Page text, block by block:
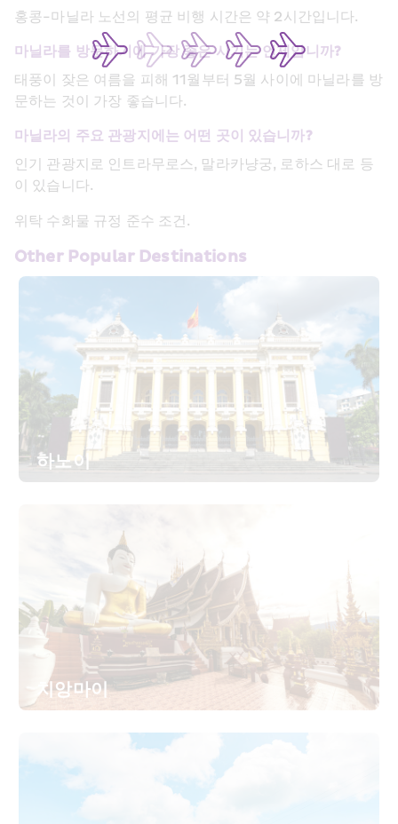
홍콩-마닐라 노선의 평균 비행 시간은 약 2시간입니다.
마닐라를 방문하기에 가장 좋은 시기는 언제입니까?
태풍이 잦은 여름을 피해 11월부터 5월 사이에 마닐라를 방
문하는 것이 가장 좋습니다.
마닐라의 주요 관광지에는 어떤 곳이 있습니까?
인기 관광지로 인트라무로스, 말라카냥궁, 로하스 대로 등
이 있습니다.
위탁 수화물 규정 준수 조건.
Other Popular Destinations
하노이
치앙마이